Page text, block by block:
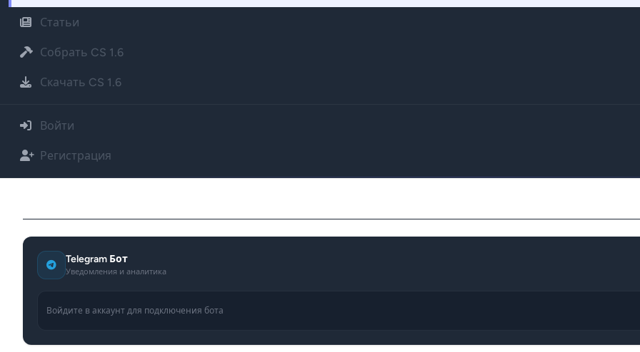
Статьи
Собрать CS 1.6
Скачать CS 1.6
Войти
Регистрация
Telegram Бот
Уведомления и аналитика
Войдите в аккаунт для подключения бота